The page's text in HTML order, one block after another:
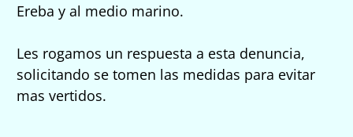
Ereba y al medio marino.
Les rogamos un respuesta a esta denuncia,
solicitando se tomen las medidas para evitar
mas vertidos.